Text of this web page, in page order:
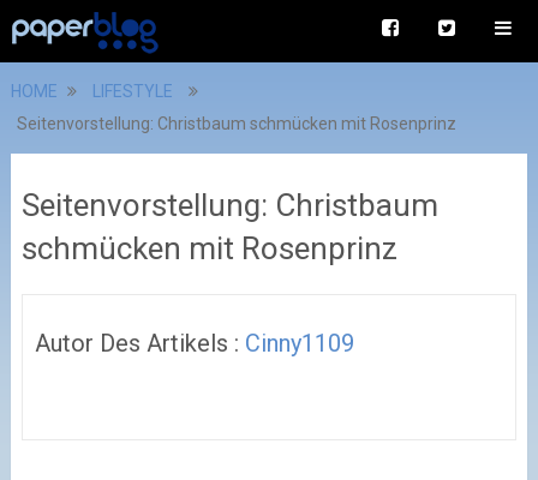
HOME
LIFESTYLE
Seitenvorstellung: Christbaum schmücken mit Rosenprinz
Seitenvorstellung: Christbaum
schmücken mit Rosenprinz
Autor Des Artikels : Cinny1109